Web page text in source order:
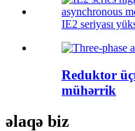
IE2 seriyası
Reduktor
mühərrik
əlaqə biz